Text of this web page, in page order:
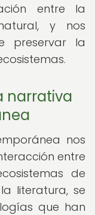
entre la
y nos
preservar la
narrativa
nos
entre
de
literatura, se
que han